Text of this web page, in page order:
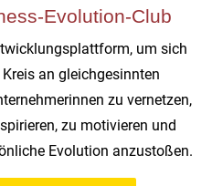
Evolution-Club
um sich
an gleichgesinnten
zu vernetzen,
zu motivieren und
Evolution anzustoßen.